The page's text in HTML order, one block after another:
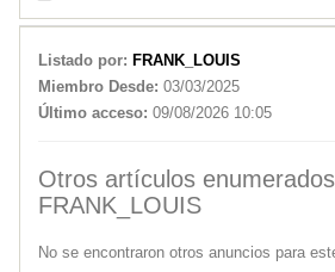
Listado por: FRANK_LOUIS
Miembro Desde: 03/03/2025
Último acceso: 09/08/2026 10:05
Otros artículos
FRANK_LOUIS
No se encontraron otros anuncios para